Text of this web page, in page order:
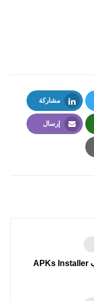
مشاركة
LinkedIn
إرسال
برنامج تثبيت التطبيقات والالعاب APKs Installer